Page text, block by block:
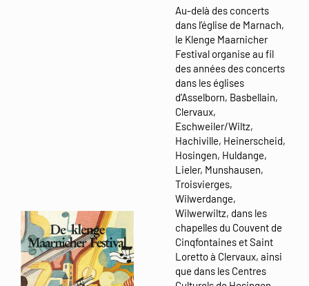
Au-delà des concerts
dans l’église de Marnach,
le Klenge Maarnicher
Festival organise au fil
des années des concerts
dans les églises
d’Asselborn, Basbellain,
Clervaux,
Eschweiler/Wiltz,
Hachiville, Heinerscheid,
Hosingen, Huldange,
Lieler, Munshausen,
Troisvierges,
Wilwerdange,
Wilwerwiltz, dans les
chapelles du Couvent de
Cinqfontaines et Saint
Loretto à Clervaux, ainsi
que dans les Centres